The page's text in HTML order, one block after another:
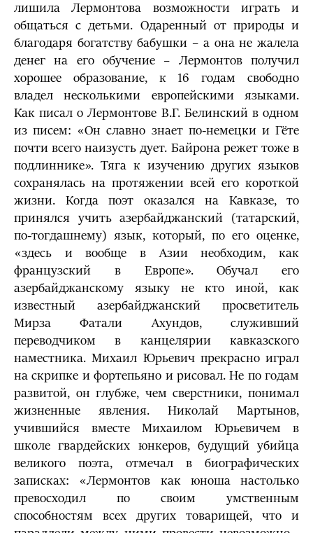
лишила Лермонтова возможности играть и
общаться с детьми. Одаренный от природы и
благодаря богатству бабушки – а она не жалела
денег на его обучение – Лермонтов получил
хорошее образование, к 16 годам свободно
владел несколькими европейскими языками.
Как писал о Лермонтове В.Г. Белинский в одном
из писем: «Он славно знает по-немецки и Гёте
почти всего наизусть дует. Байрона режет тоже в
подлиннике». Тяга к изучению других языков
сохранялась на протяжении всей его короткой
жизни. Когда поэт оказался на Кавказе, то
принялся учить азербайджанский (татарский,
по-тогдашнему) язык, который, по его оценке,
«здесь и вообще в Азии необходим, как
французский в Европе». Обучал его
азербайджанскому языку не кто иной, как
известный азербайджанский просветитель
Мирза Фатали Ахундов, служивший
переводчиком в канцелярии кавказского
наместника. Михаил Юрьевич прекрасно играл
на скрипке и фортепьяно и рисовал. Не по годам
развитой, он глубже, чем сверстники, понимал
жизненные явления. Николай Мартынов,
учившийся вместе Михаилом Юрьевичем в
школе гвардейских юнкеров, будущий убийца
великого поэта, отмечал в биографических
записках: «Лермонтов как юноша настолько
превосходил по своим умственным
способностям всех других товарищей, что и